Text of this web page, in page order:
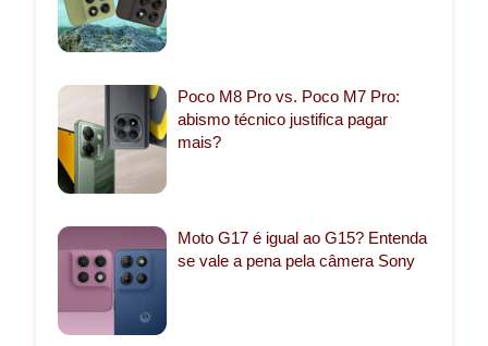
Poco M8 Pro vs. Poco M7 Pro:
abismo técnico justifica pagar
mais?
Moto G17 é igual ao G15? Entenda
se vale a pena pela câmera Sony